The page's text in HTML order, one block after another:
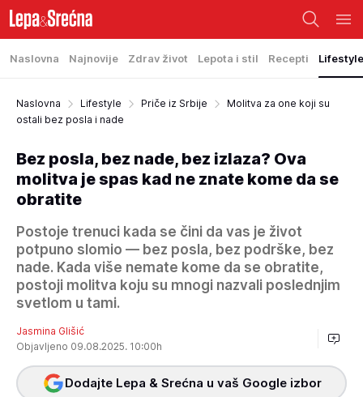
Naslovna Najnovije Zdrav život Lepota i stil Recepti Lifestyle
Naslovna Lifestyle Priče iz Srbije
Molitva za one koji su
ostali bez posla i nade
Bez posla, bez nade, bez izlaza? Ova
molitva je spas kad ne znate kome da se
obratite
Postoje trenuci kada se čini da vas je život
potpuno slomio — bez posla, bez podrške, bez
nade. Kada više nemate kome da se obratite,
postoji molitva koju su mnogi nazvali poslednjim
svetlom u tami.
Jasmina Glišić
Objavljeno 09.08.2025. 10:00h
Dodajte Lepa & Srećna u vaš Google izbor